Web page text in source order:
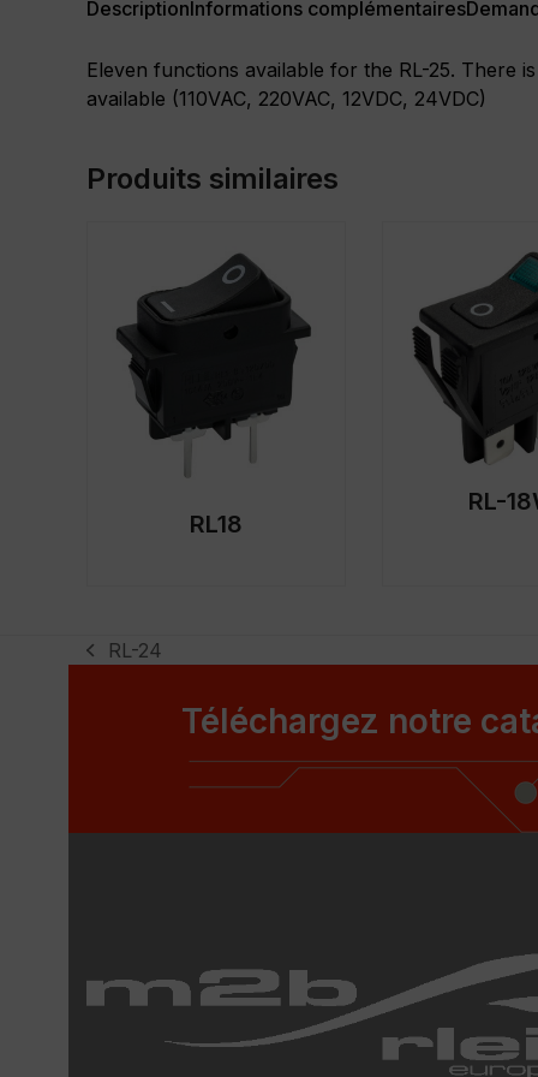
DescriptionInformations complémentaires
Eleven functions available for the RL-25. There
available (110VAC, 220VAC, 12VDC, 24VDC)
Produits similaires
RL18
RL-
previous
RL-24
Téléchargez notre